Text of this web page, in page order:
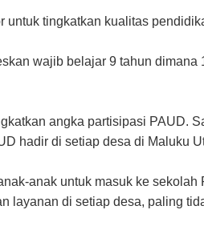
untuk tingkatkan kualitas
wajib belajar 9 tahun dimana
angka partisipasi PAUD.
hadir di setiap desa di Maluku
anak untuk masuk ke sekolah
layanan di setiap desa, paling